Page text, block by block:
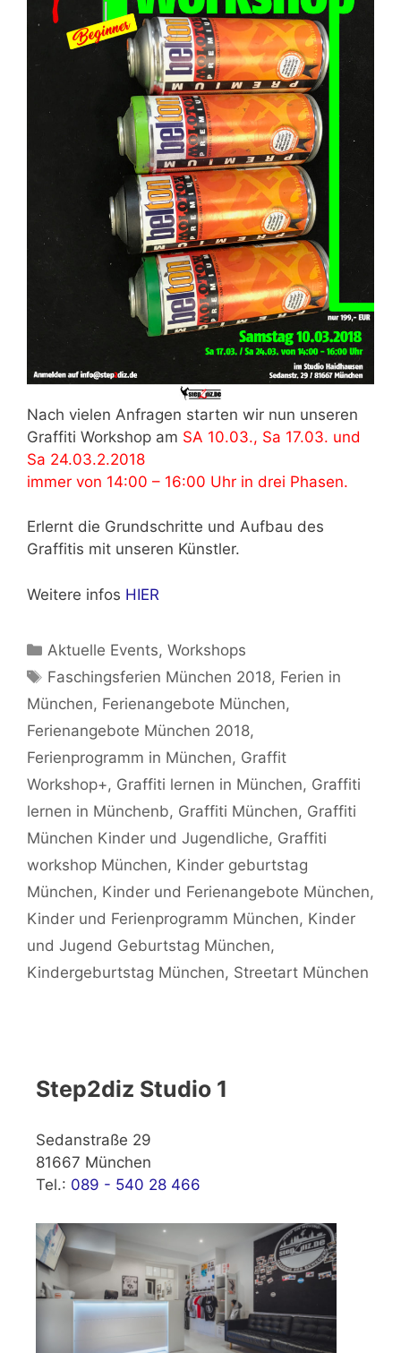
Nach vielen Anfragen starten wir nun unseren
Graffiti Workshop am SA 10.03., Sa 17.03. und
Sa 24.03.2.2018
immer von 14:00 – 16:00 Uhr in drei Phasen.
Erlernt die Grundschritte und Aufbau des
Graffitis mit unseren Künstler.
Weitere infos HIER
Kategorien
Aktuelle Events,Workshops
Schlagwörter
Faschingsferien München 2018, Ferien in
München, Ferienangebote München,
Ferienangebote München 2018,
Ferienprogramm in München, Graffit
Workshop+, Graffiti lernen in München, Graffiti
lernen in Münchenb, Graffiti München, Graffiti
München Kinder und Jugendliche, Graffiti
workshop München, Kinder geburtstag
München, Kinder und Ferienangebote München,
Kinder und Ferienprogramm München, Kinder
und Jugend Geburtstag München,
Kindergeburtstag München, Streetart München
Step2diz Studio 1
Sedanstraße 29
81667 München
Tel.: 089 - 540 28 466